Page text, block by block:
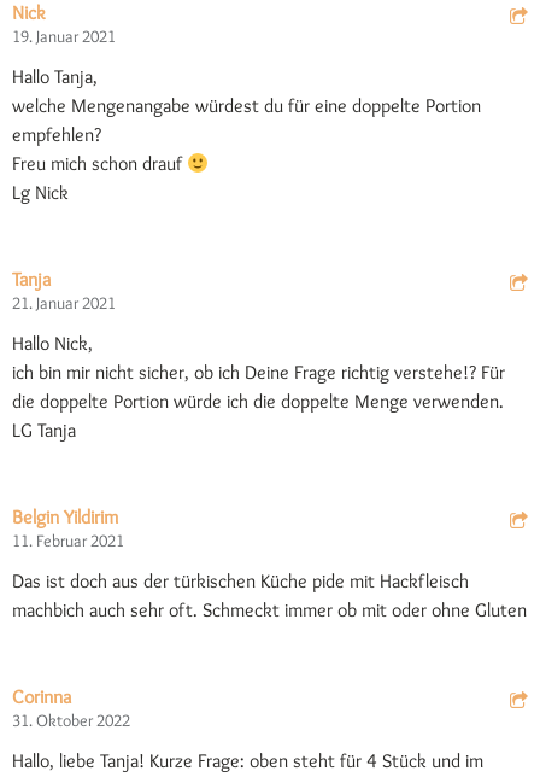
Nick
19. Januar 2021
Hallo Tanja,
welche Mengenangabe würdest du für eine doppelte Portion
empfehlen?
Freu mich schon drauf
Lg Nick
Tanja
21. Januar 2021
Hallo Nick,
ich bin mir nicht sicher, ob ich Deine Frage richtig verstehe!? Für
die doppelte Portion würde ich die doppelte Menge verwenden.
LG Tanja
Belgin Yildirim
11. Februar 2021
Das ist doch aus der türkischen Küche pide mit Hackfleisch
machbich auch sehr oft. Schmeckt immer ob mit oder ohne Gluten
Corinna
31. Oktober 2022
Hallo, liebe Tanja! Kurze Frage: oben steht für 4 Stück und im